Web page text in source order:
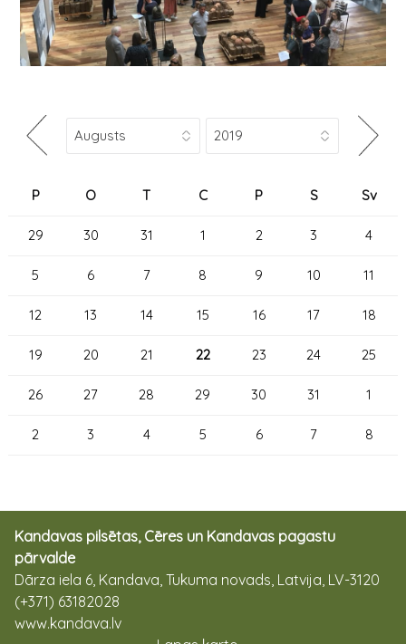
P O T C P S Sv
29 30 31 1 2 3 4
5 6 7 8 9 10 11
12 13 14 15 16 17 18
19 20 21 22 23 24 25
26 27 28 29 30 31 1
2 3 4 5 6 7 8
Kandavas pilsētas, Cēres un Kandavas pagastu
pārvalde
Dārza iela 6, Kandava, Tukuma novads, Latvija, LV-3120
(+371) 63182028
www.kandava.lv